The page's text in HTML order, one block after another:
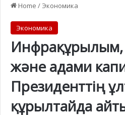
Home / Экономика
Экономика
Инфрақұрылым,
және адами
Президенттің
құрылтайда